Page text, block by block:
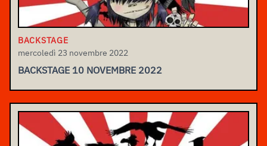
BACKSTAGE
mercoledì 23 novembre 2022
BACKSTAGE 10 NOVEMBRE 2022